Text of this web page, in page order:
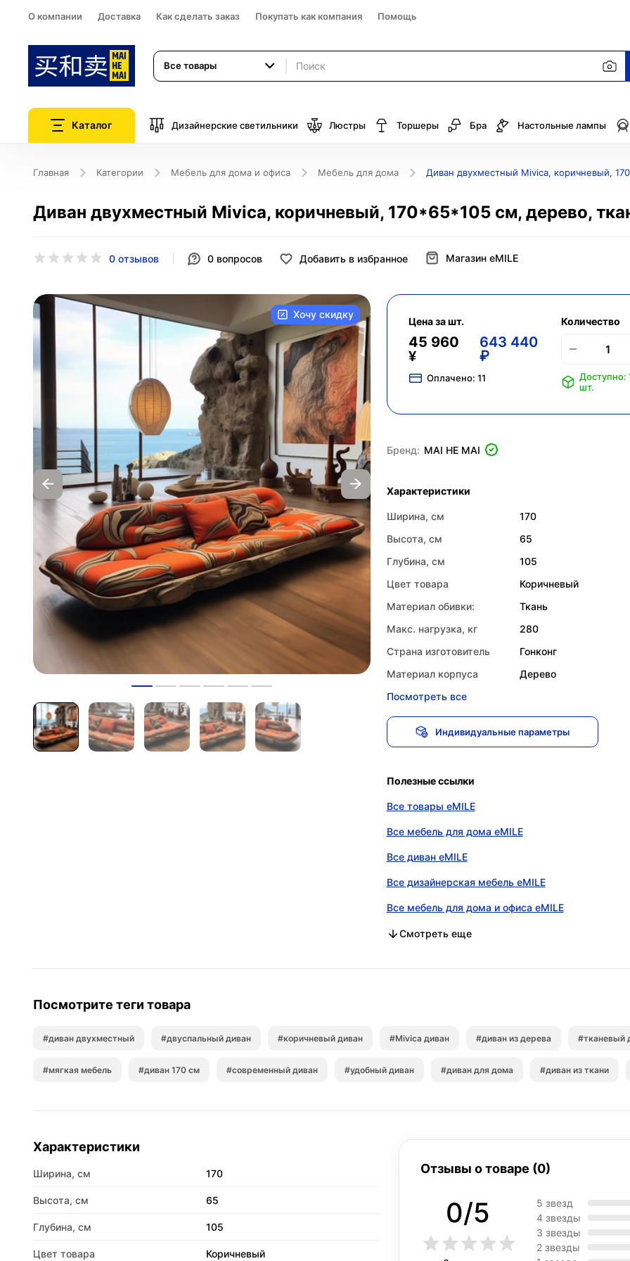
О компании Доставка Как сделать заказ Покупать как компания Помощь
Все товары
Каталог Дизайнерские светильники Люстры Торшеры Бра Настольные лампы
Главная Категории Мебель для дома и офиса Мебель для дома Диван двухместный Mivica, коричневый,
Диван двухместный Mivica, коричневый, 170*65*105 см, дерево,
0 отзывов 0 вопросов Добавить в избранное Магазин eMILE
Хочу скидку
Цена за шт.
45 960
¥
643 440
₽
Оплачено: 11
Количество
Доступно:
шт.
Бренд: MAI HE MAI
Характеристики
Ширина, см
170
Высота, см
65
Глубина, см
105
Цвет товара
Коричневый
Материал обивки:
Ткань
Макс. нагрузка, кг
280
Страна изготовитель
Гонконг
Материал корпуса
Дерево
Посмотреть все
Индивидуальные параметры
Полезные ссылки
Все товары eMILE
Все мебель для дома eMILE
Все диван eMILE
Все дизайнерская мебель eMILE
Все мебель для дома и офиса eMILE
Все мебель для дома в категории
Все диван в категории
Все дизайнерская мебель в категории
Все мебель для дома и офиса в категории
Смотреть еще
Посмотрите теги товара
#диван двухместный #двуспальный диван #коричневый диван #Mivica диван #диван из дерева #тканевый
#мягкая мебель #диван 170 см #современный диван #удобный диван #диван для дома #диван из ткани
Характеристики
Ширина, см 170
Высота, см 65
Глубина, см 105
Цвет товара Коричневый
Отзывы о товаре (0)
0/5
5 звезд
4 звезды
3 звезды
2 звезды